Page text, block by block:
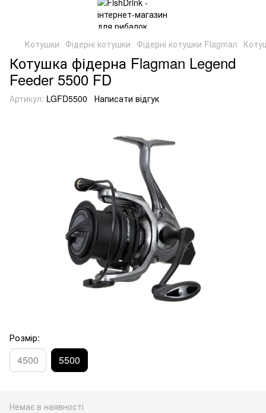
Котушки Фідерні котушки Фідерні котушки Flagman
Котушка фідерна Flagman Legend
Feeder 5500 FD
Артикул: LGFD5500 Написати відгук
Розмір:
4500 5500
Немає в наявності